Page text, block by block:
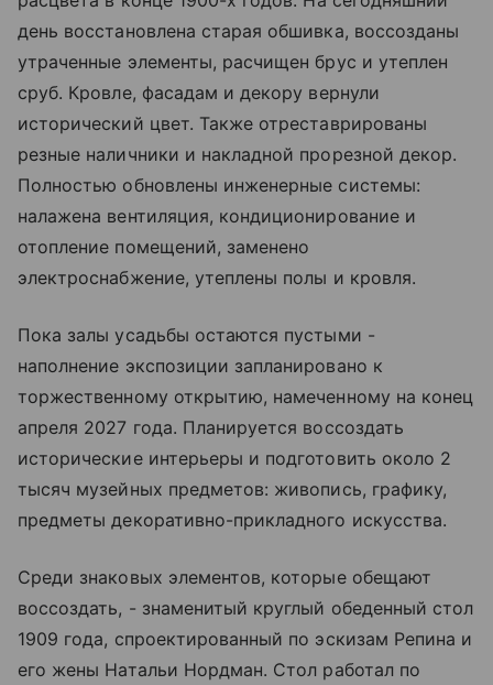
день восстановлена старая обшивка, воссозданы
утраченные элементы, расчищен брус и утеплен
сруб. Кровле, фасадам и декору вернули
исторический цвет. Также отреставрированы
резные наличники и накладной прорезной декор.
Полностью обновлены инженерные системы:
налажена вентиляция, кондиционирование и
отопление помещений, заменено
электроснабжение, утеплены полы и кровля.
Пока залы усадьбы остаются пустыми -
наполнение экспозиции запланировано к
торжественному открытию, намеченному на конец
апреля 2027 года. Планируется воссоздать
исторические интерьеры и подготовить около 2
тысяч музейных предметов: живопись, графику,
предметы декоративно-прикладного искусства.
Среди знаковых элементов, которые обещают
воссоздать, - знаменитый круглый обеденный стол
1909 года, спроектированный по эскизам Репина и
его жены Натальи Нордман. Стол работал по